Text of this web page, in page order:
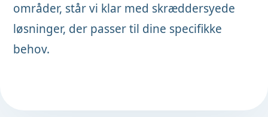
områder, står vi klar med skræddersyede
løsninger, der passer til dine specifikke
behov.